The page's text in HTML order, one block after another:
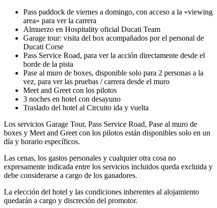
Pass paddock de viernes a domingo, con acceso a la «viewing
area» para ver la carrera
Almuerzo en Hospitality oficial Ducati Team
Garage tour: visita del box acompañados por el personal de
Ducati Corse
Pass Service Road, para ver la acción directamente desde el
borde de la pista
Pase al muro de boxes, disponible solo para 2 personas a la
vez, para ver las pruebas / carrera desde el muro
Meet and Greet con los pilotos
3 noches en hotel con desayuno
Traslado del hotel al Circuito ida y vuelta
Los servicios Garage Tour, Pass Service Road, Pase al muro de
boxes y Meet and Greet con los pilotos están disponibles solo en un
día y horario específicos.
Las cenas, los gastos personales y cualquier otra cosa no
expresamente indicada entre los servicios incluidos queda excluida y
debe considerarse a cargo de los ganadores.
La elección del hotel y las condiciones inherentes al alojamiento
quedarán a cargo y discreción del promotor.